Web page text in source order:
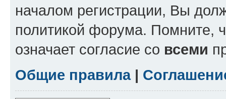
началом регистрации, Вы
политикой форума. Помните,
означает согласие со всеми
Общие правила|